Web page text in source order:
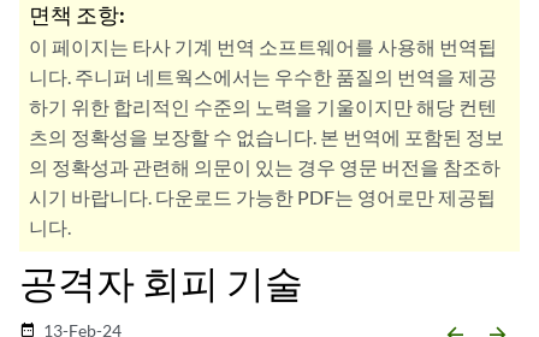
면책 조항:
이 페이지는 타사 기계 번역 소프트웨어를 사용해 번역됩
니다. 주니퍼 네트웍스에서는 우수한 품질의 번역을 제공
하기 위한 합리적인 수준의 노력을 기울이지만 해당 컨텐
츠의 정확성을 보장할 수 없습니다. 본 번역에 포함된 정보
의 정확성과 관련해 의문이 있는 경우 영문 버전을 참조하
시기 바랍니다. 다운로드 가능한 PDF는 영어로만 제공됩
니다.
공격자 회피 기술
date_range 13-Feb-24